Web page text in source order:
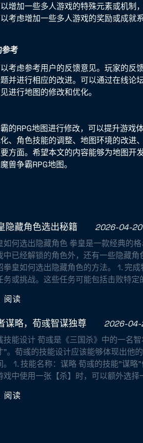
增加一些多人游戏的特殊元素或机制
考虑增加一些多人游戏的奖励或成就
考
考虑参考用户的反馈意见。玩家的反
并进行相应的改进。可以通过在线论
进行地图的修改和优化。
的RPG地图进行修改，可以提升游戏
、角色技能的调整、地图环境的改进
方面。希望本文的内容能够为地图开
兽争霸RPG地图。
隐藏角色选出秘籍
2026-04-20
如何选出隐藏角色 拳皇是一款经典的
中已经解锁的角色外，还有一些隐藏
拳皇如何选出隐藏角色的方法。 1. 完
务或挑战。这些任务可能包括击败特定
阅读
谋略，荀彧智谋独尊
2026-04-
技能设计 荀彧是《三国杀》中的一名
"。荀彧的技能设计应该能够体现出他
。 1. 技能名称：谋略 荀彧的技能"谋
戏中使用一张【杀】时，可以额外选择
阅读